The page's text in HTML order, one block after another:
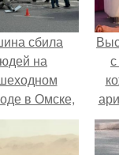
сбила
на
в Омске,
8